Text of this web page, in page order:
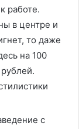
работе.
в центре и
то даже
на 100
с